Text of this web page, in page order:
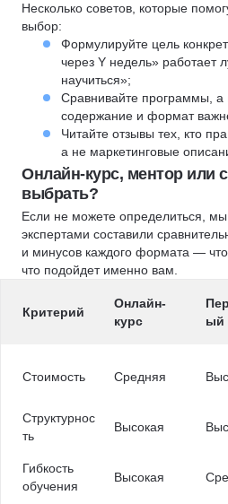
Несколько советов, которые
выбор:
Формулируйте цель
через Y недель» работает
научиться»;
Сравнивайте программы,
содержание и формат
Читайте отзывы тех, кто
а не маркетинговые
Онлайн-курс, ментор или
выбрать?
Если не можете определиться,
экспертами составили
и минусов каждого формата —
что подойдет именно вам.
Критерий
Онлайн-
курс
ый
Стоимость Средняя
Структурнос
ть
Высокая
Гибкость
обучения
Высокая